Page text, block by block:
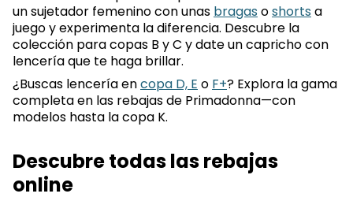
un sujetador femenino con unas bragas oshorts a
juego y experimenta la diferencia. Descubre la
colección para copas B y C y date un capricho con
lencería que te haga brillar.
¿Buscas lencería encopa D, E o F+? Explora la gama
completa en las rebajas de Primadonna—con
modelos hasta la copa K.
Descubre todas las rebajas
online